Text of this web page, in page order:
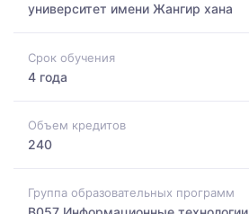
университет имени Жангир хана
Срок обучения
4 года
Объем кредитов
240
Группа образовательных программ